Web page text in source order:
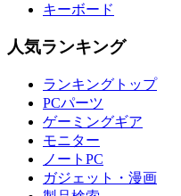
キーボード
人気ランキング
ランキングトップ
PCパーツ
ゲーミングギア
モニター
ノートPC
ガジェット・漫画